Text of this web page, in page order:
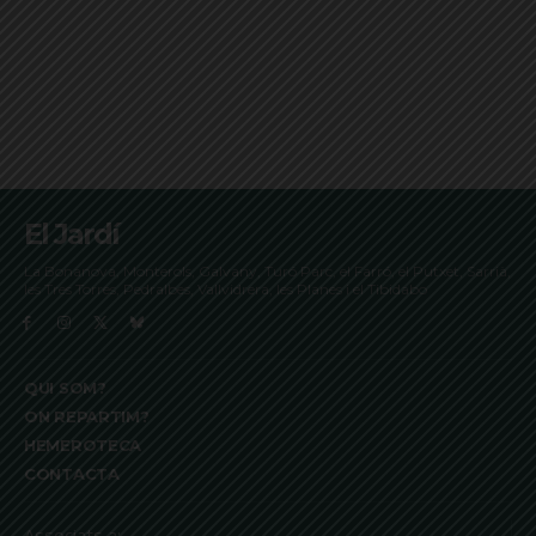
El Jardí
La Bonanova, Monterols, Galvany, Turó Parc, el Farró, el Putxet, Sarrià,
les Tres Torres, Pedralbes, Vallvidrera, les Planes i el Tibidabo
QUI SOM?
ON REPARTIM?
HEMEROTECA
CONTACTA